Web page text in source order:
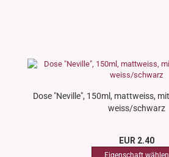
Dose "Neville", 150ml, mattweiss,
weiss/schwarz
EUR 2.40